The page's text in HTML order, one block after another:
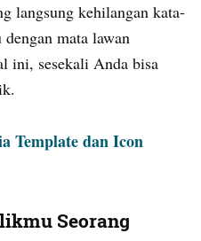
langsung kehilangan kata-
mata lawan
ini, sesekali Anda bisa
Template dan Icon
Seorang